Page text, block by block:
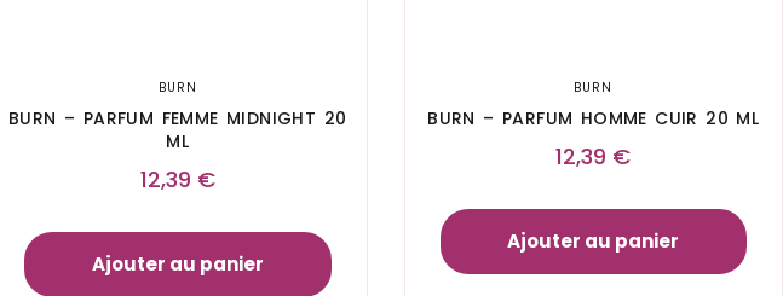
BURN
BURN – PARFUM FEMME MIDNIGHT 20
ML
12,39 €
Ajouter au panier
BURN
BURN – PARFUM HOMME CUIR 20 ML
12,39 €
Ajouter au panier